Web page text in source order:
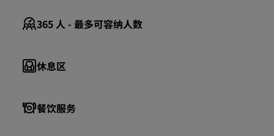
365 人 - 最多可容纳人数
休息区
餐饮服务